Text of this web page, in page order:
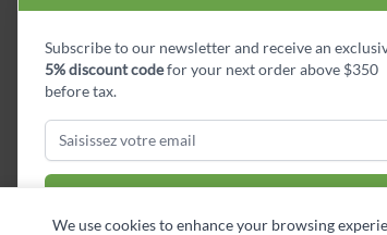
facebookInstagram
LinkedIn Pinterest
Subscribe to our newsletter and receive an
5% discount codefor your next order above $350
before tax.
We use cookies to enhance your browsing